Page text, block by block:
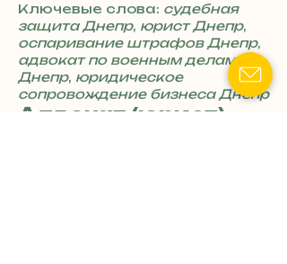
Ключевые слова: судебная
защита Днепр, юрист Днепр,
оспаривание штрафов Днепр,
адвокат по военным делам
Днепр, юридическое
сопровождение бизнеса Днепр
Адвокат (юрист)